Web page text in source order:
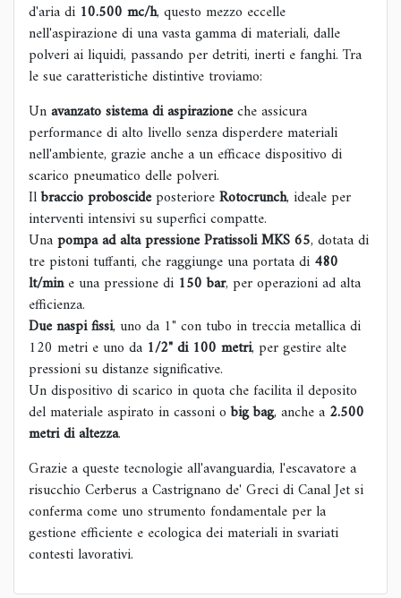
d'aria di 10.500 mc/h, questo mezzo eccelle
nell'aspirazione di una vasta gamma di materiali, dalle
polveri ai liquidi, passando per detriti, inerti e fanghi. Tra
le sue caratteristiche distintive troviamo:
Unavanzato sistema di aspirazioneche assicura
performance di alto livello senza disperdere materiali
nell'ambiente, grazie anche a un efficace dispositivo di
scarico pneumatico delle polveri.
Ilbraccio proboscideposterioreRotocrunch, ideale per
interventi intensivi su superfici compatte.
Unapompa ad alta pressione Pratissoli MKS 65, dotata di
tre pistoni tuffanti, che raggiunge una portata di 480
lt/mine una pressione di 150 bar, per operazioni ad alta
efficienza.
Due naspi fissi, uno da 1" con tubo in treccia metallica di
120 metri e uno da 1/2" di 100 metri, per gestire alte
pressioni su distanze significative.
Un dispositivo di scarico in quota che facilita il deposito
del materiale aspirato in cassoni obig bag, anche a 2.500
metri di altezza.
Grazie a queste tecnologie all'avanguardia, l'escavatore a
risucchio Cerberus a Castrignano de' Greci di Canal Jet si
conferma come uno strumento fondamentale per la
gestione efficiente e ecologica dei materiali in svariati
contesti lavorativi.